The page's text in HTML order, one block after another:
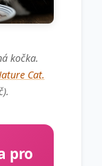
kočka.
Cat.
pro